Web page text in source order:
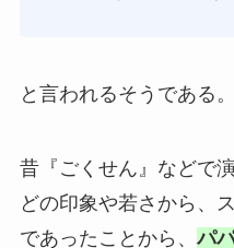
と言われるそうである。
昔『ごくせん』などで
どの印象や若さから、
であったことから、パ